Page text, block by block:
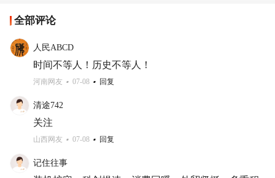
全部评论
人民ABCD
时间不等人！历史不等人！
河南网友 07-08 回复
清途742
关注
山西网友 07-08 回复
记住往事